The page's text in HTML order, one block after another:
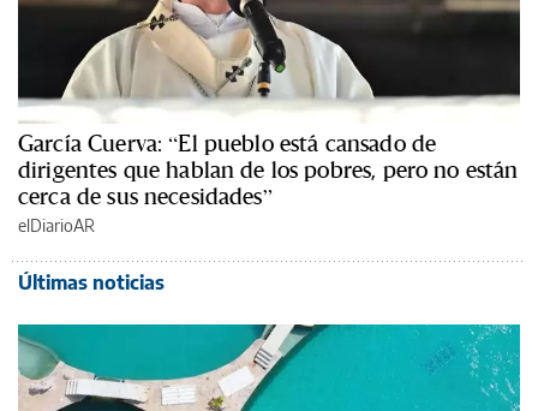
García Cuerva: “El pueblo está cansado de
dirigentes que hablan de los pobres, pero no están
cerca de sus necesidades”
elDiarioAR
Últimas noticias